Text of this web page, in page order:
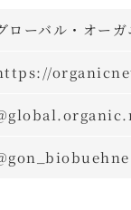
ローバル・オー